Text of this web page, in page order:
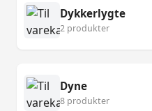
Dykkerlygte
2 produkter
Dyne
8 produkter